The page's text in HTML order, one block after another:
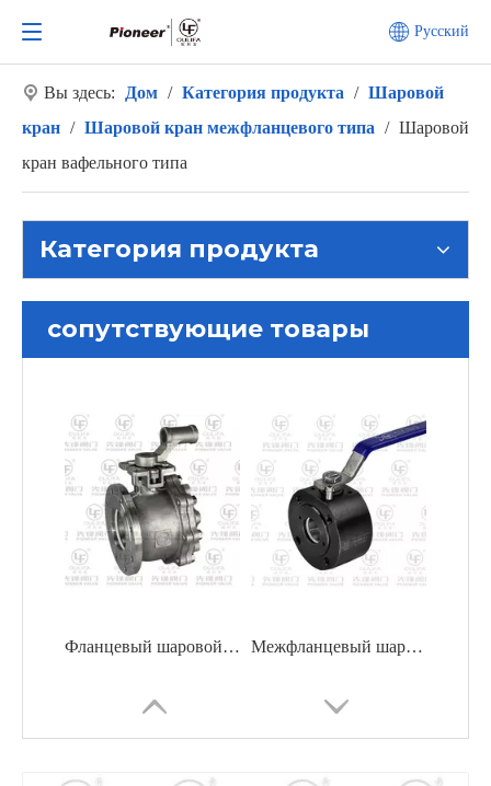
Pусский
Вы здесь: Дом / Категория продукта / Шаровой
кран / Шаровой кран межфланцевого типа / Шаровой
кран вафельного типа
Категория продукта
сопутствующие товары
Фланцевый шаровой кран вафельного типа на короткое расстояние Межфланцевый шаровой кран SQ72F-150LbC